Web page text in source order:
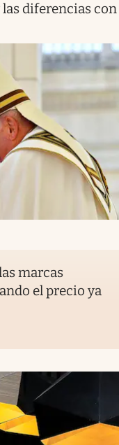
las diferencias con
marcas
el precio ya